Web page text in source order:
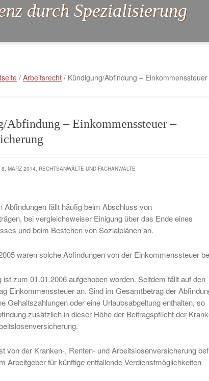
durch Spezialisierung
/ Arbeitsrecht / Kündigung/Abfindung –
Abfindung – Einkommenssteuer –
MÄRZ 2014, RECHTSANWÄLTE UND FACHANWÄLTE
Abfindungen fällt häufig beim Abschluss von
bei vergleichsweiser Einigung über das Ende eines
und beim Bestehen von Sozialplänen an.
waren solche Abfindungen von der Einkommenssteuer
ist zum 01.01.2006 aufgehoben worden. Seitdem fällt auf den
Einkommenssteuer an. Sind im Gesamtbetrag der
Gehaltszahlungen oder eine Urlaubsabgeltung enthalten, so
zusätzlich in dieser Höhe der Beitragspflicht der
von der Kranken-, Renten- und Arbeitslosenversicherung
Arbeitgeber für künftige entfallende Verdienstmöglichkeiten